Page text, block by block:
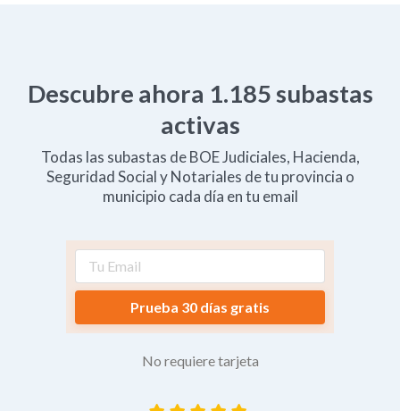
Descubre ahora 1.185 subastas
activas
Todas las subastas de BOE Judiciales, Hacienda,
Seguridad Social y Notariales de tu provincia o
municipio cada día en tu email
Prueba 30 días gratis
No requiere tarjeta